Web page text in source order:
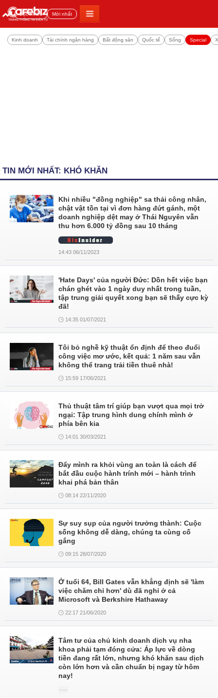
Đọc nhiều Mới nhất
Kinh doanh Tài chính ngân hàng Bất động sản Quốc tế Sống Special
TIN MỚI NHẤT: KHÓ KHĂN
Khi nhiều "đồng nghiệp" sa thải công nhân,
chật vật tồn tại vì đơn hàng đứt gánh, một
doanh nghiệp dệt may ở Thái Nguyên vẫn
thu hơn 6.000 tỷ đồng sau 10 tháng
14:43 06/11/2023
'Hate Days' của người Đức: Dồn hết việc bạn
chán ghét vào 1 ngày duy nhất trong tuần,
tập trung giải quyết xong bạn sẽ thấy cực kỳ
đã!
14:35 01/07/2021
Tôi bỏ nghề kỹ thuật ổn định để theo đuổi
công việc mơ ước, kết quả: 1 năm sau vẫn
không thể trang trải tiền thuê nhà!
15:59 17/06/2021
Thủ thuật tâm trí giúp bạn vượt qua mọi trở
ngại: Tập trung hình dung chính mình ở
phía bên kia
14:01 30/03/2021
Đẩy mình ra khỏi vùng an toàn là cách để
bắt đầu cuộc hành trính mới – hành trình
khai phá bản thân
08:14 22/11/2020
Sự suy sụp của người trưởng thành: Cuộc
sống không dễ dàng, chúng ta cùng cố
gắng
09:15 28/07/2020
Ở tuổi 64, Bill Gates vẫn khẳng định sẽ 'làm
việc chăm chỉ hơn' dù đã nghỉ ở cả
Microsoft và Berkshire Hathaway
22:17 21/06/2020
Tâm tư của chủ kinh doanh dịch vụ nha
khoa phải tạm đóng cửa: Áp lực về dòng
tiền đang rất lớn, nhưng khó khăn sau dịch
còn lớn hơn và cần chuẩn bị ngay từ hôm
nay!